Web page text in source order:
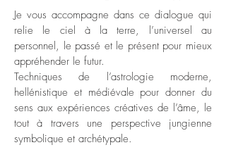
Je vous accompagne dans ce dialogue qui
relie le ciel à la terre, l’universel au
personnel, le passé et le présent pour mieux
appréhender le futur.
Techniques de l’astrologie moderne,
hellénistique et médiévale pour donner du
sens aux expériences créatives de l’âme, le
tout à travers une perspective jungienne
symbolique et archétypale.